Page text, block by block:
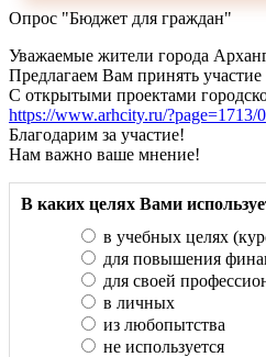
Опрос "Бюджет для граждан"
Уважаемые жители города
Предлагаем Вам принять
С открытыми проектами
https://www.arhcity.ru/?page=1713/0
Благодарим за участие!
Нам важно ваше мнение!
В каких целях Вами
в учебных целях
для повышения
для своей
в личных
из любопытства
не используется